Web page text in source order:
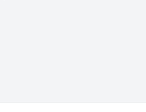
thuiszorg wordt de